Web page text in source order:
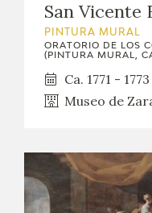
San Vicente
PINTURA MURAL
ORATORIO DE LOS
(PINTURA MURAL,
Ca. 1771 - 1773
Museo de